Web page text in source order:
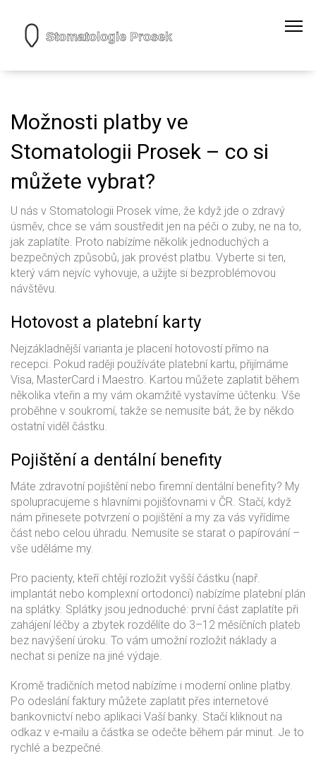
Možnosti platby ve
Stomatologii Prosek – co si
můžete vybrat?
U nás v Stomatologii Prosek víme, že když jde o zdravý
úsměv, chce se vám soustředit jen na péči o zuby, ne na to,
jak zaplatíte. Proto nabízíme několik jednoduchých a
bezpečných způsobů, jak provést platbu. Vyberte si ten,
který vám nejvíc vyhovuje, a užijte si bezproblémovou
návštěvu.
Hotovost a platební karty
Nejzákladnější varianta je placení hotovostí přímo na
recepci. Pokud raději používáte platební kartu, přijímáme
Visa, MasterCard i Maestro. Kartou můžete zaplatit během
několika vteřin a my vám okamžitě vystavíme účtenku. Vše
proběhne v soukromí, takže se nemusíte bát, že by někdo
ostatní viděl částku.
Pojištění a dentální benefity
Máte zdravotní pojištění nebo firemní dentální benefity? My
spolupracujeme s hlavními pojišťovnami v ČR. Stačí, když
nám přinesete potvrzení o pojištění a my za vás vyřídíme
část nebo celou úhradu. Nemusíte se starat o papírování –
vše uděláme my.
Pro pacienty, kteří chtějí rozložit vyšší částku (např.
implantát nebo komplexní ortodonci) nabízíme platební plán
na splátky. Splátky jsou jednoduché: první část zaplatíte při
zahájení léčby a zbytek rozdělíte do 3–12 měsíčních plateb
bez navýšení úroku. To vám umožní rozložit náklady a
nechat si peníze na jiné výdaje.
Kromě tradičních metod nabízíme i moderní online platby.
Po odeslání faktury můžete zaplatit přes internetové
bankovnictví nebo aplikaci Vaší banky. Stačí kliknout na
odkaz v e‑mailu a částka se odečte během pár minut. Je to
rychlé a bezpečné.